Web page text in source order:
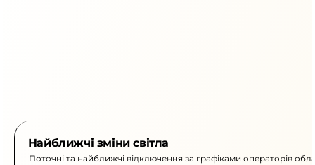
Найближчі зміни світла
Поточні та найближчі відключення за графіками операторів